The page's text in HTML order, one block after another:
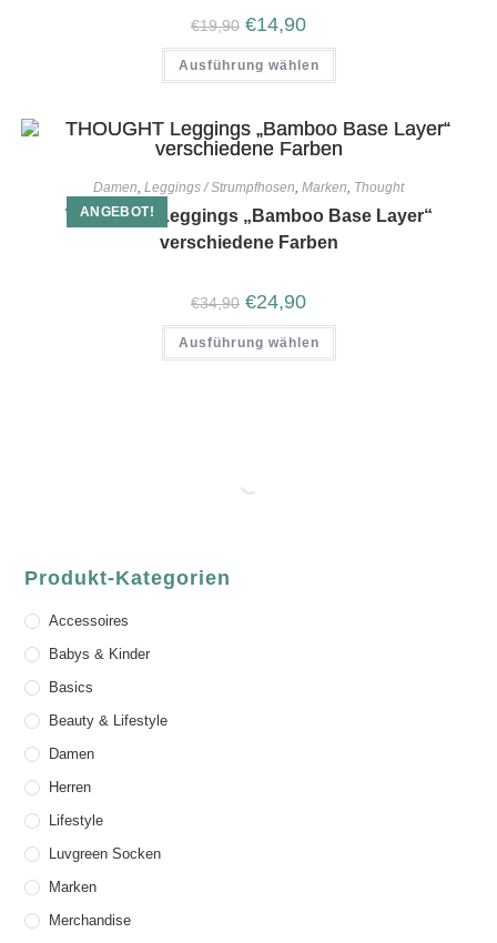
€19,90 €14,90
Ausführung wählen
ANGEBOT!
Damen, Leggings / Strumpfhosen, Marken, Thought
THOUGHT Leggings „Bamboo Base Layer“
verschiedene Farben
€34,90 €24,90
Ausführung wählen
Produkt-Kategorien
Accessoires
Babys & Kinder
Basics
Beauty & Lifestyle
Damen
Herren
Lifestyle
Luvgreen Socken
Marken
Merchandise